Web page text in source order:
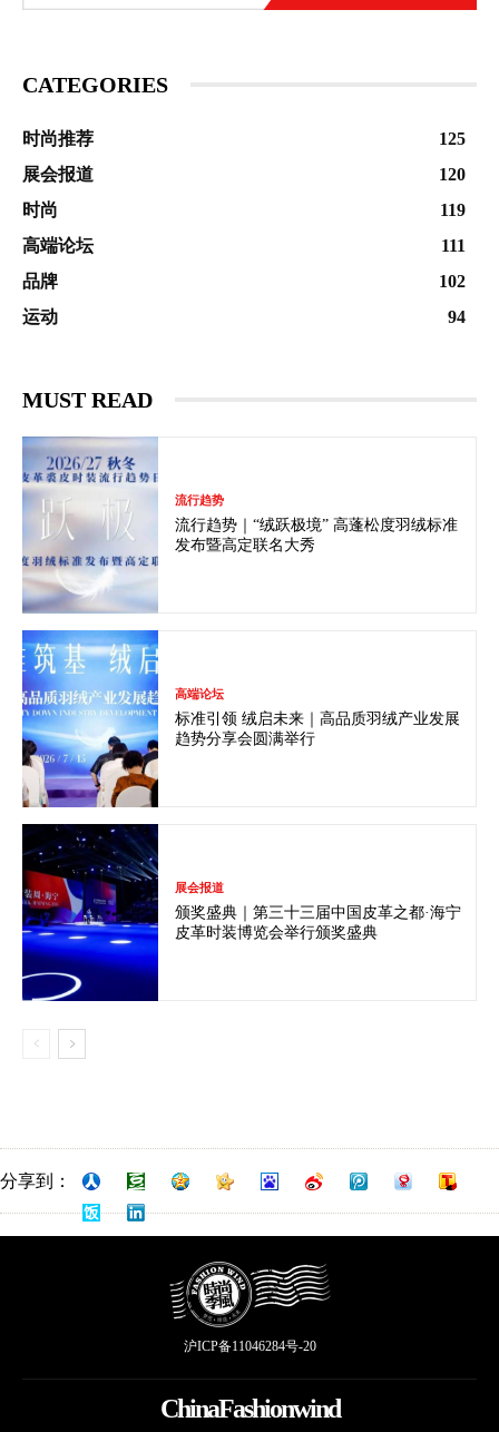
CATEGORIES
时尚推荐
125
展会报道
120
时尚
119
高端论坛
111
品牌
102
运动
94
MUST READ
流行趋势
流行趋势｜“绒跃极境” 高蓬松度羽绒标准
发布暨高定联名大秀
高端论坛
标准引领 绒启未来｜高品质羽绒产业发展
趋势分享会圆满举行
展会报道
颁奖盛典｜第三十三届中国皮革之都·海宁
皮革时装博览会举行颁奖盛典
分享到：
沪ICP备11046284号-20
ChinaFashionwind